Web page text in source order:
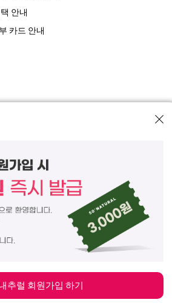
안내
카드 안내
치
개인정보보호책임자 김옥
추럴 회원가입 하기